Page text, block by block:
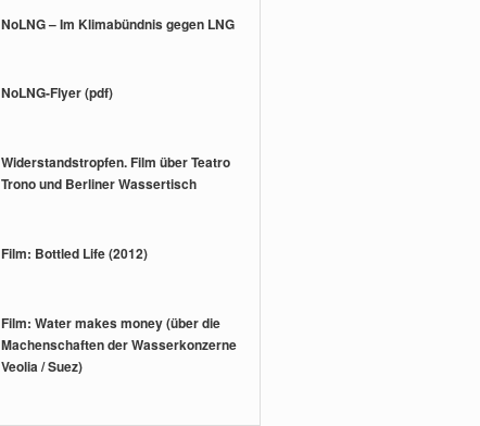
NoLNG – Im Klimabündnis gegen LNG
NoLNG-Flyer (pdf)
Widerstandstropfen. Film über Teatro
Trono und Berliner Wassertisch
Film: Bottled Life (2012)
Film: Water makes money (über die
Machenschaften der Wasserkonzerne
Veolia / Suez)